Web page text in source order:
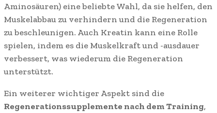
Aminosäuren) eine beliebte Wahl, da sie helfen, den
Muskelabbau zu verhindern und die Regeneration
zu beschleunigen. Auch Kreatin kann eine Rolle
spielen, indem es die Muskelkraft und -ausdauer
verbessert, was wiederum die Regeneration
unterstützt.
Ein weiterer wichtiger Aspekt sind die
Regenerationssupplemente nach dem Training,